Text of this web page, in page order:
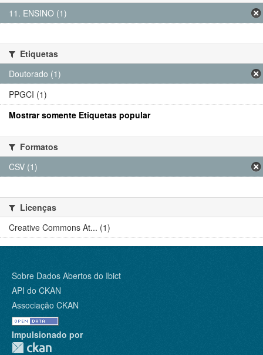
11. ENSINO (1)
Etiquetas
Doutorado (1)
PPGCI (1)
Mostrar somente Etiquetas popular
Formatos
CSV (1)
Licenças
Creative Commons At... (1)
Sobre Dados Abertos do Ibict
API do CKAN
Associação CKAN
Impulsionado por